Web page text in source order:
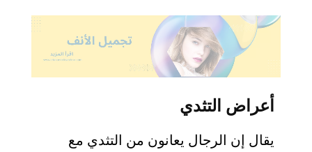
أعراض التثدي
يقال إن الرجال يعانون من التثدي مع